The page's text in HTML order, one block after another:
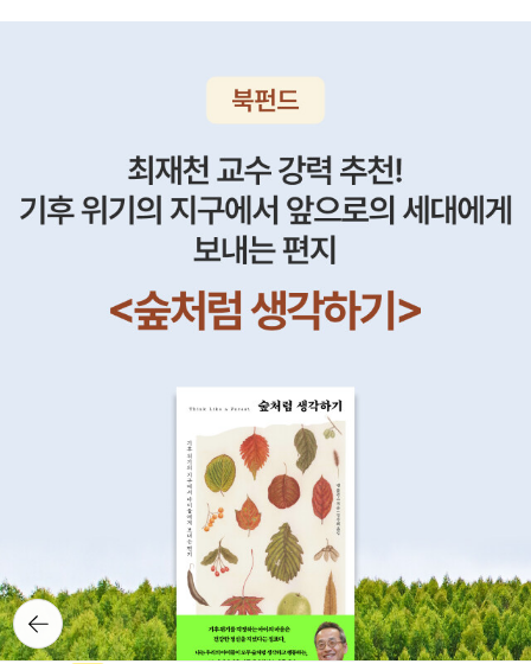
자동 구문 생성기에 대해 다룬다.Chapter 02 클래스와 객체 | 객체
경쟁을 통해객체 지향 프로그램의 특징에 대해 알아본다.객체 만들
기, Movie 객체 만들어서 테스트하기,빠르게 main에서 벗어나기,
숫자 맞히기 게임에 대해 다룬다.Chapter 03 원시 변수와 레퍼런스
| 네 변수를 알라 에서는자바는 타입을 철저하게 따진다.객체 레퍼런
스의 정확한 의미를 알아본다.변수, 키워드, 객체 레퍼런스,가비지 컬
렉션 기능을 보유한 힙에서의 삶,객체로서의 배열에 대해 다룬다.Ch
에서는클래스는 객체에 대한 설계도다.메서드 매개변수, 메서드에서
특정 값 리턴하기,메서드에 두 개 이상의 인자를 전달하기.매개변수
와 리턴 타입 활용,캡슐화, 메서드 호출,인스턴스 변수 선언과 초기화,
원시 변수와 레퍼런스 변수 비교를 다룬다.Chapter 05 프로그램 만
들기 | 메서드를 더 강력하게 에서는<스타트업 침몰시키기> 간단 게
임을 만들어 보면서,쿨래스와 메서드에 대해 알아본다.클래스 개발,
메서드를 구현해서 코드 작성하기,SimpleStartup 클래스를 위한 테
스트 코드 만들기,checkYourself() 메서드,SimpleStartupGame
뒤로가
기